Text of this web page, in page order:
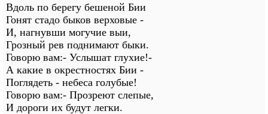
Вдоль по берегу бешеной Бии
Гонят стадо быков верховые -
И, нагнувши могучие выи,
Грозный рев поднимают быки.
Говорю вам:- Услышат глухие!-
А какие в окрестностях Бии -
Поглядеть - небеса голубые!
Говорю вам:- Прозреют слепые,
И дороги их будут легки.